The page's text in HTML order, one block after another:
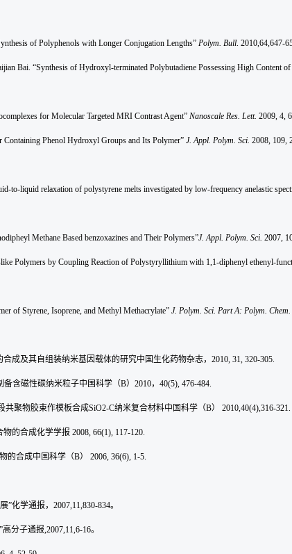
of Polyphenols with Longer Conjugation Lengths” Polym. Bull. 2010,64,647-
Bai. “Synthesis of Hydroxyl-terminated Polybutadiene Possessing High Content
for Molecular Targeted MRI Contrast Agent” Nanoscale Res. Lett. 2009, 4,
Phenol Hydroxyl Groups and Its Polymer” J. Appl. Polym. Sci. 2008,
to-liquid relaxation of polystyrene melts investigated by low-frequency anelastic
Methane Based benzoxazines and Their Polymers”J. Appl. Polym. Sci. 2007,
Polymers by Coupling Reaction of Polystyryllithium with 1,1-diphenyl ethenyl-
of Styrene, Isoprene, and Methyl Methacrylate” J. Polym. Sci. Part A: Polym. Chem.
合成及其自组装纳米基因载体的研究中国生化药物杂志， 2010, 31, 320-305.
备含磁性碳纳米粒子中国科学（B） 2010， 40(5), 476-484.
共聚物胶束作模板合成SiO2-C纳米复合材料中国科学（B） 2010,40(4),316-321.
物的合成化学学报 2008, 66(1), 117-120.
的合成中国科学（B） 2006, 36(6), 1-5.
”化学通报， 2007,11,830-834。
”高分子通报,2007,11,6-16。